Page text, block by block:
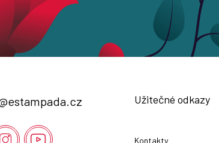
estampada.cz Užitečné odkazy
Kontakty